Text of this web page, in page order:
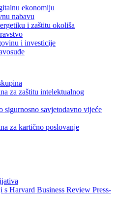
ekonomiju
nabavu
i zaštitu okoliša
i investicije
za zaštitu intelektualnog
sigurnosno savjetodavno vijeće
za kartično poslovanje
s Harvard Business Review Press-